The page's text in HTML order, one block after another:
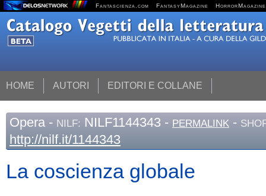
Fantascienza.com FantasyMagazine HorrorMagazine
HOME AUTORI EDITORI E COLLANE
Opera - NILF: NILF1144343 - PERMALINK -
http://nilf.it/1144343
La coscienza globale